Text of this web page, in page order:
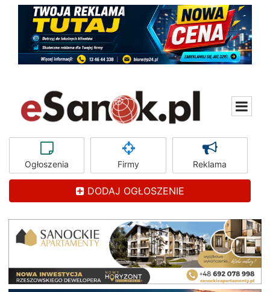
Ogłoszenia Firmy Reklama
DODAJ OGŁOSZENIE